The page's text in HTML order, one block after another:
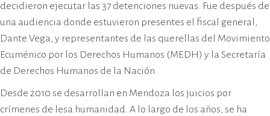
decidieron ejecutar las 37 detenciones nuevas. Fue después de
una audiencia donde estuvieron presentes el fiscal general,
Dante Vega, y representantes de las querellas del Movimiento
Ecuménico por los Derechos Humanos (MEDH) y la Secretaría
de Derechos Humanos de la Nación.
Desde 2010 se desarrollan en Mendoza los juicios por
crímenes de lesa humanidad. A lo largo de los años, se ha